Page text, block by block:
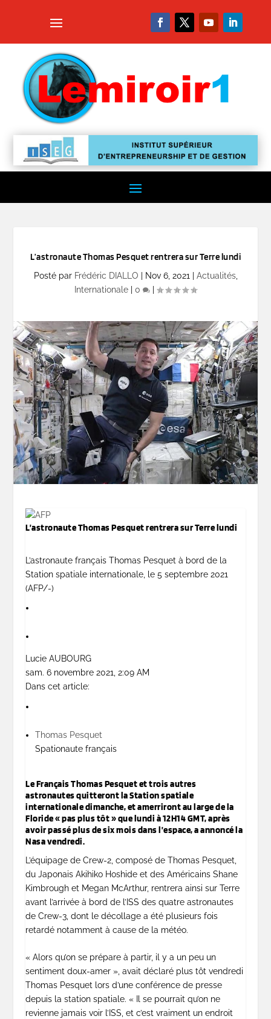
L’astronaute Thomas Pesquet rentrera sur Terre lundi
Posté par Frédéric DIALLO Nov 6, 2021 Actualités,
Internationale
0
L’astronaute Thomas Pesquet rentrera sur Terre lundi
L’astronaute français Thomas Pesquet à bord de la
Station spatiale internationale, le 5 septembre 2021
(AFP/-)
Lucie AUBOURG
sam. 6 novembre 2021, 2:09 AM
Dans cet article:
Thomas Pesquet
Spationaute français
Le Français Thomas Pesquet et trois autres
astronautes quitteront la Station spatiale
internationale dimanche, et amerriront au large de la
Floride « pas plus tôt » que lundi à 12H14 GMT, après
avoir passé plus de six mois dans l’espace, a annoncé la
Nasa vendredi.
L’équipage de Crew-2, composé de Thomas Pesquet,
du Japonais Akihiko Hoshide et des Américains Shane
Kimbrough et Megan McArthur, rentrera ainsi sur Terre
avant l’arrivée à bord de l’ISS des quatre astronautes
de Crew-3, dont le décollage a été plusieurs fois
retardé notamment à cause de la météo.
« Alors qu’on se prépare à partir, il y a un peu un
sentiment doux-amer », avait déclaré plus tôt vendredi
Thomas Pesquet lors d’une conférence de presse
depuis la station spatiale. « Il se pourrait qu’on ne
revienne jamais voir l’ISS, et c’est vraiment un endroit